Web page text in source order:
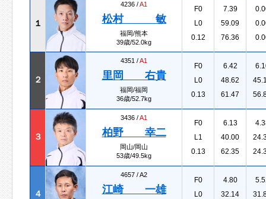
１
4236 /A1
松村 敏
福岡/熊本
39歳/52.0kg
F0
L0
0.12
7.39
59.09
76.36
２
4351 /A1
里岡 右貴
福岡/福岡
36歳/52.7kg
F0
L0
0.13
6.42
48.62
61.47
３
3436 /A1
柏野 幸二
岡山/岡山
53歳/49.5kg
F0
L1
0.13
6.13
40.00
62.35
４
4657 /A2
江崎 一雄
F0
L0
4.80
32.14